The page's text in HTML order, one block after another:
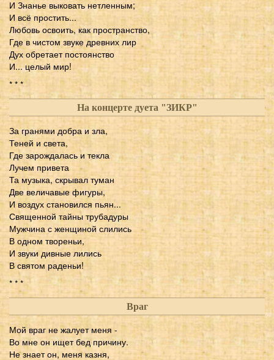
И Знанье выковать нетленным;
И всё простить...
Любовь освоить, как пространство,
Где в чистом звуке древних лир
Дух обретает постоянство
И... целый мир!
* * *
На концерте дуета "ЗИКР"
За гранями добра и зла,
Теней и света,
Где зарождалась и текла
Лучем привета
Та музыка, скрывал туман
Две величавые фигуры,
И воздух становился пьян...
Священной тайны трубадуры
Мужчина с женщиной слились
В одном твореньи,
И звуки дивные лились
В святом раденьи!
* * *
Враг
Мой враг не жалует меня -
Во мне он ищет бед причину.
Не знает он, меня казня,